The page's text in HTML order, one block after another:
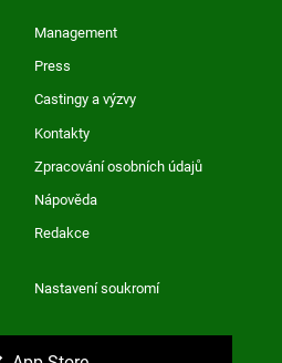
Management
Press
Castingy a výzvy
Kontakty
Zpracování osobních údajů
Nápověda
Redakce
Nastavení soukromí